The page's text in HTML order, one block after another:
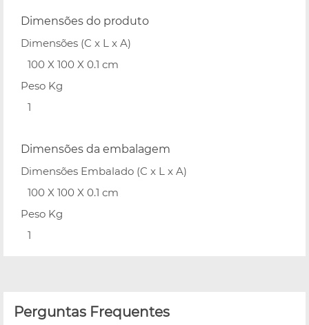
Dimensões do produto
Dimensões (C x L x A)
100 X 100 X 0.1 cm
Peso Kg
1
Dimensões da embalagem
Dimensões Embalado (C x L x A)
100 X 100 X 0.1 cm
Peso Kg
1
Perguntas Frequentes